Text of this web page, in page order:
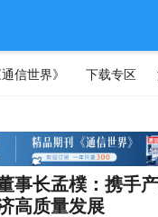
通信世界》 下载专区
事长孟樸：携手
高质量发展